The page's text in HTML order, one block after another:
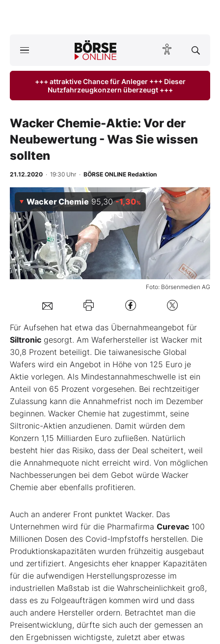
ktuelle Ausgabe BÖRSE ONLINE lesen
Finanz-Check
BO-Musterdepots
Experten
Mein B:O
Mein Konto
Folgen Sie uns
Kontakt
+++ attraktive Chance für Anleger +++ Dieser
Nutzfahrzeugkonzern überzeugt +++
Wacker Chemie-Aktie: Vor der
Neubewertung - Was Sie wissen
sollten
21.12.2020 · 19:30 Uhr · BÖRSE ONLINE Redaktion
Foto: Börsenmedien AG
Wacker Chemie 95,30 -1,30%
Für Aufsehen hat etwa das Übernahmeangebot für
Siltronic gesorgt. Am Waferhersteller ist Wacker mit
30,8 Prozent beteiligt. Die taiwanesische Global
Wafers wird ein Angebot in Höhe von 125 Euro je
Aktie vorlegen. Als Mindestannahmeschwelle ist ein
Anteil von 65 Prozent vorgesehen. Bei rechtzeitiger
Zulassung kann die Annahmefrist noch im Dezember
beginnen. Wacker Chemie hat zugestimmt, seine
Siltronic-Aktien anzudienen. Damit würden dem
Konzern 1,15 Milliarden Euro zufließen. Natürlich
besteht hier das Risiko, dass der Deal scheitert, weil
die Annahmequote nicht erreicht wird. Von möglichen
Nachbesserungen bei dem Gebot würde Wacker
Chemie aber ebenfalls profitieren.
Auch an anderer Front punktet Wacker. Das
Unternehmen wird für die Pharmafirma Curevac 100
Millionen Dosen des Covid-Impfstoffs herstellen. Die
Produktionskapazitäten wurden frühzeitig ausgebaut
und zertifiziert. Angesichts eher knapper Kapazitäten
für die aufwendigen Herstellungsprozesse im
industriellen Maßstab ist die Wahrscheinlichkeit groß,
dass es zu Folgeaufträgen kommen wird und dass
auch andere Hersteller ordern. Betrachtet man die
Preisentwicklung, dürfte sich auch der gemessen an
den Ergebnissen wichtigste, zuletzt aber etwas